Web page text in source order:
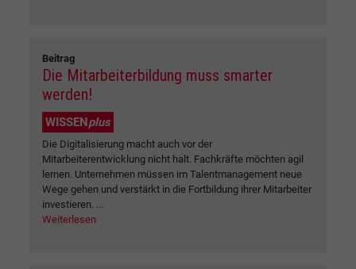
Beitrag
Die Mitarbeiterbildung muss smarter
werden!
WISSEN plus
Die Digitalisierung macht auch vor der
Mitarbeiterentwicklung nicht halt. Fachkräfte möchten agil
lernen. Unternehmen müssen im Talentmanagement neue
Wege gehen und verstärkt in die Fortbildung ihrer Mitarbeiter
investieren. ...
Weiterlesen